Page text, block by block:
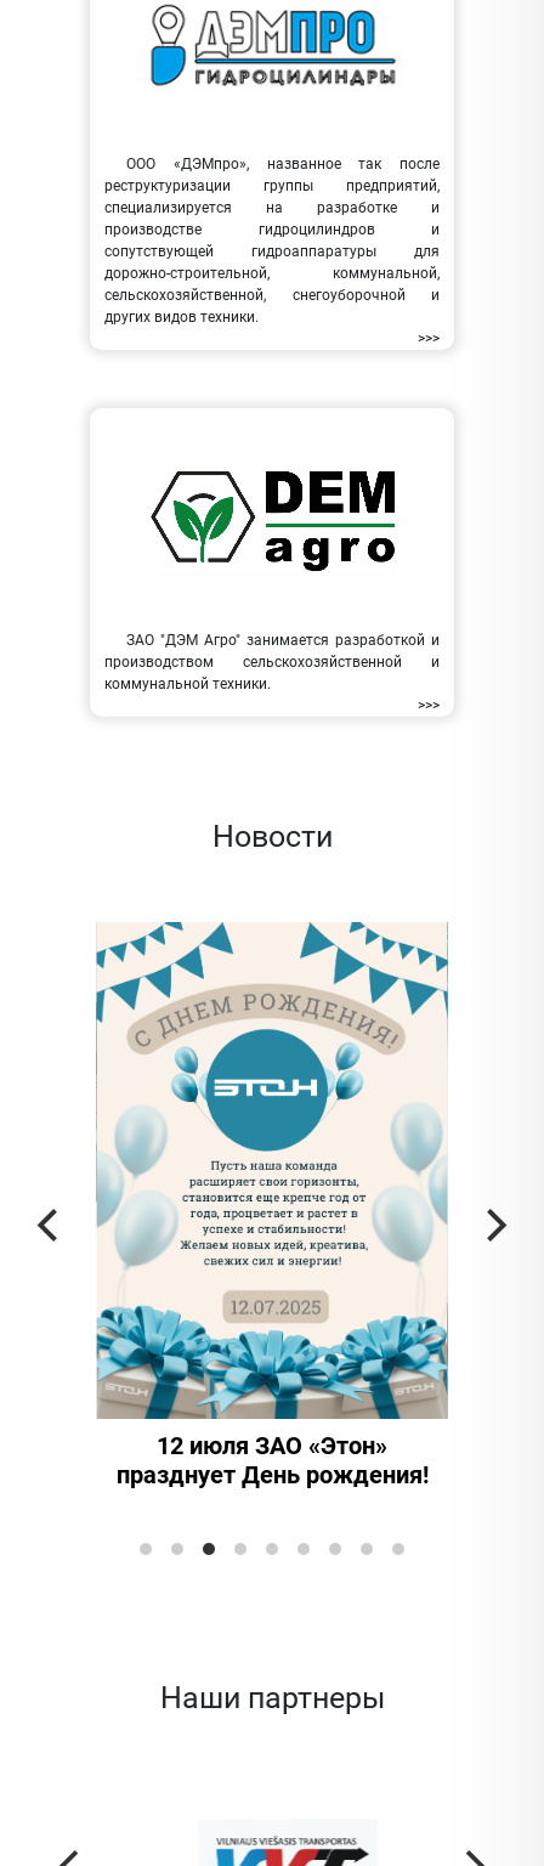
ООО «ДЭМпро», названное так после
реструктуризации группы предприятий,
специализируется на разработке и
производстве гидроцилиндров и
сопутствующей гидроаппаратуры для
дорожно-строительной, коммунальной,
сельскохозяйственной, снегоуборочной и
других видов техники.
>>>
ЗАО "ДЭМ Агро" занимается разработкой и
производством сельскохозяйственной и
коммунальной техники.
>>>
Новости
12 июля ЗАО «Этон»
празднует День рождения!
Наши партнеры